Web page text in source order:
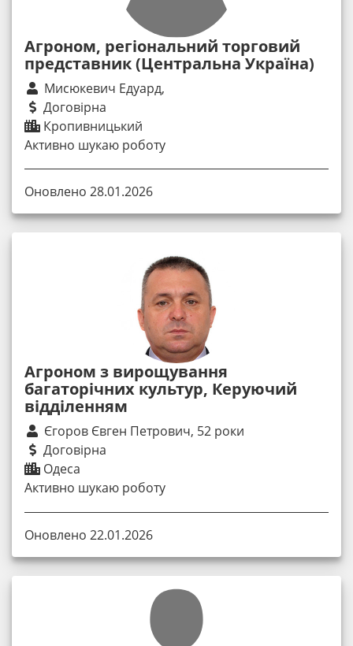
Агроном, регіональний торговий
представник (Центральна Україна)
Мисюкевич Едуард,
Договірна
Кропивницький
Активно шукаю роботу
Оновлено 28.01.2026
Агроном з вирощування
багаторічних культур, Керуючий
відділенням
Єгоров Євген Петрович, 52 роки
Договірна
Одеса
Активно шукаю роботу
Оновлено 22.01.2026